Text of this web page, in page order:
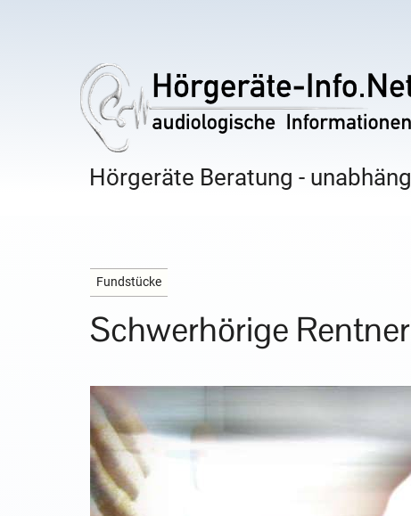
Hörgeräte Beratung -
Fundstücke
Schwerhörige